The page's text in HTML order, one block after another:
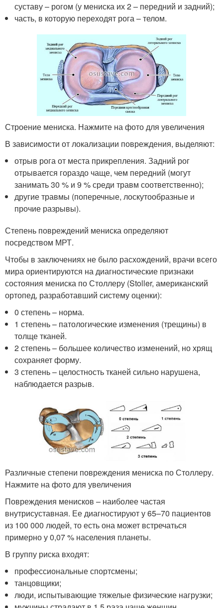
суставу – рогом (у мениска их 2 – передний и задний);
часть, в которую переходят рога – телом.
Строение мениска. Нажмите на фото для увеличения
В зависимости от локализации повреждения, выделяют:
отрыв рога от места прикрепления. Задний рог
отрывается гораздо чаще, чем передний (могут
занимать 30 % и 9 % среди травм соответственно);
другие травмы (поперечные, лоскутообразные и
прочие разрывы).
Степень повреждений мениска определяют
посредством МРТ.
Чтобы в заключениях не было расхождений, врачи всего
мира ориентируются на диагностические признаки
состояния мениска по Столлеру (Stoller, американский
ортопед, разработавший систему оценки):
0 степень – норма.
1 степень – патологические изменения (трещины) в
толще тканей.
2 степень – большее количество изменений, но хрящ
сохраняет форму.
3 степень – целостность тканей сильно нарушена,
наблюдается разрыв.
Различные степени повреждения мениска по Столлеру.
Нажмите на фото для увеличения
Повреждения менисков – наиболее частая
внутрисуставная. Ее диагностируют у 65–70 пациентов
из 100 000 людей, то есть она может встречаться
примерно у 0,07 % населения планеты.
В группу риска входят:
профессиональные спортсмены;
танцовщики;
люди, испытывающие тяжелые физические нагрузки;